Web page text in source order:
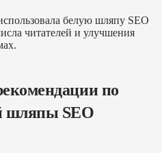
белую шляпу SEO
читателей и улучшения
по
шляпы SEO